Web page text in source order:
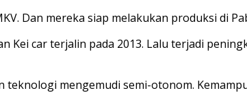
Dan mereka siap melakukan produksi di
car terjalin pada 2013. Lalu terjadi
mengemudi semi-otonom.